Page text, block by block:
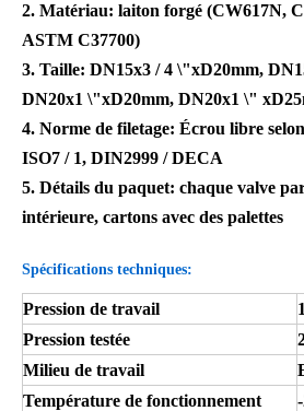
2. Matériau: laiton forgé (CW617N,
ASTM C37700)
3. Taille: DN15x3 / 4 \"xD20mm,
DN20x1 \"xD20mm, DN20x1 \"
4. Norme de filetage: Écrou libre
ISO7 / 1, DIN2999 / DECA
5. Détails du paquet: chaque valve
intérieure, cartons avec des palettes
Spécifications techniques:
Pression de travail
Pression testée
Milieu de travail
Température de fonctionnement